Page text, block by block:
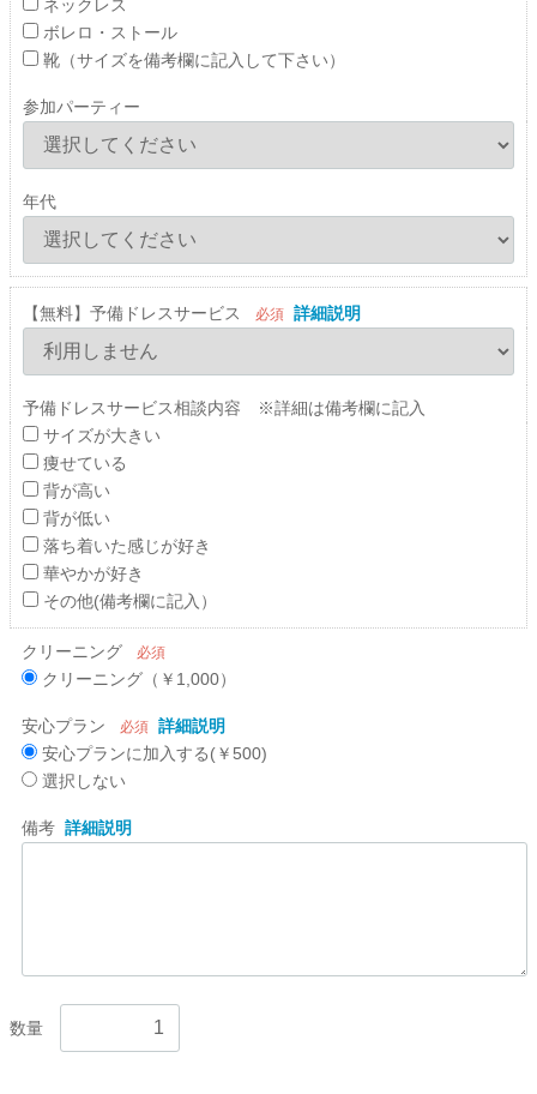
ネックレス
ボレロ・ストール
靴（サイズを備考欄に記入して下さい）
参加パーティー
年代
【無料】予備ドレスサービス 必須 詳細説明
予備ドレスサービス相談内容 ※詳細は備考欄に記入
サイズが大きい
痩せている
背が高い
背が低い
落ち着いた感じが好き
華やかが好き
その他(備考欄に記入）
クリーニング 必須
クリーニング（￥1,000）
安心プラン 必須 詳細説明
安心プランに加入する(￥500)
選択しない
備考 詳細説明
数量